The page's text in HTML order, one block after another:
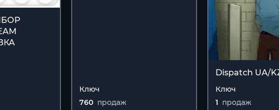
Ключ
760 продаж
Dispatch UA/
Ключ
1 продаж